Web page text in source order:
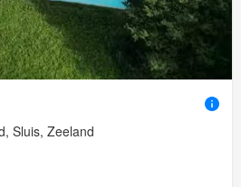
Sluis, Zeeland